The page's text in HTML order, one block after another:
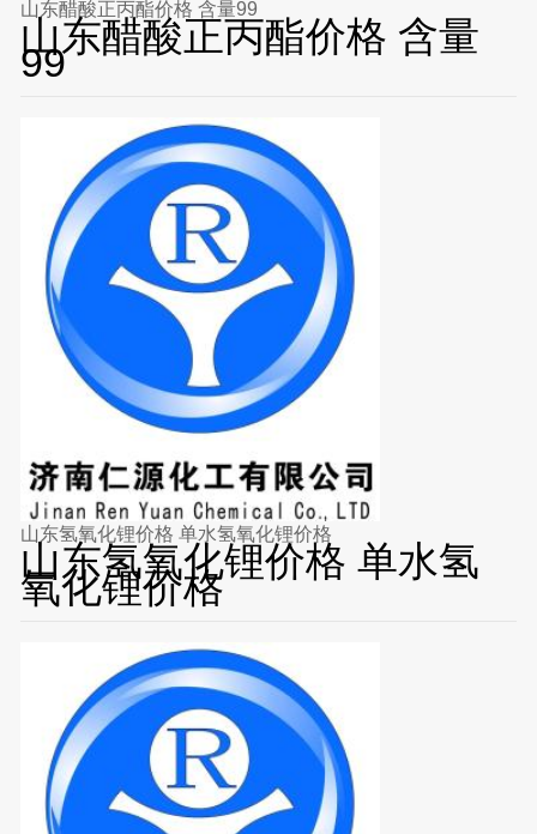
山东醋酸正丙酯价格 含量99
山东醋酸正丙酯价格 含量
99
山东氢氧化锂价格 单水氢氧化锂价格
山东氢氧化锂价格 单水氢
氧化锂价格